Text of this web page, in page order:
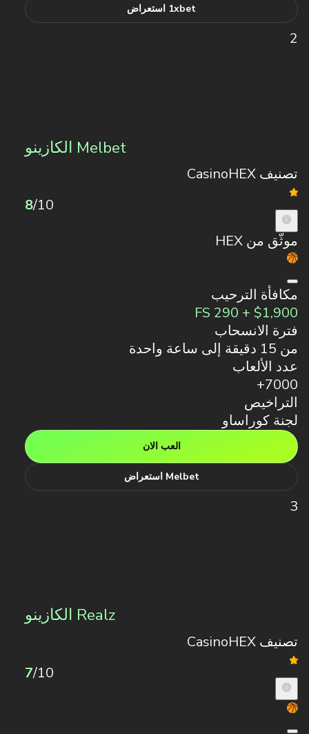
1xbet استعراض
2
Melbet الكازينو
تصنيف CasinoHEX
8/10
موثّق من HEX
مكافأة الترحيب
$1,900 + 290 FS
فترة الانسحاب
من 15 دقيقة إلى ساعة واحدة
عدد الألعاب
7000+
التراخيص
لجنة كوراساو
العب الان
Melbet استعراض
3
Realz الكازينو
تصنيف CasinoHEX
7/10